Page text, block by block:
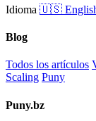
Idioma 🇺🇸
Blog
Todos los artículos
Scaling Puny
Puny.bz